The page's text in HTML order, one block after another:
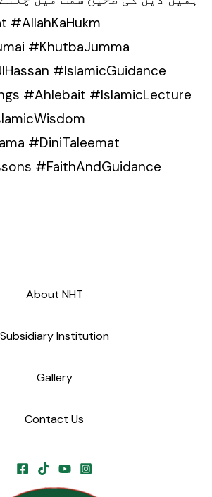
#KhutbaJumma
#IslamicGuidance
#Ahlebait #IslamicLecture
#DiniTaleemat
#FaithAndGuidance
About NHT
Subsidiary Institution
Gallery
Contact Us